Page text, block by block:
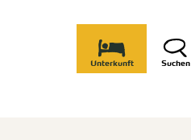
Suchen
Unterkunft